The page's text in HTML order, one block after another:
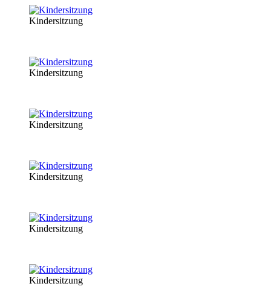
Kindersitzung
Kindersitzung
Kindersitzung
Kindersitzung
Kindersitzung
Kindersitzung